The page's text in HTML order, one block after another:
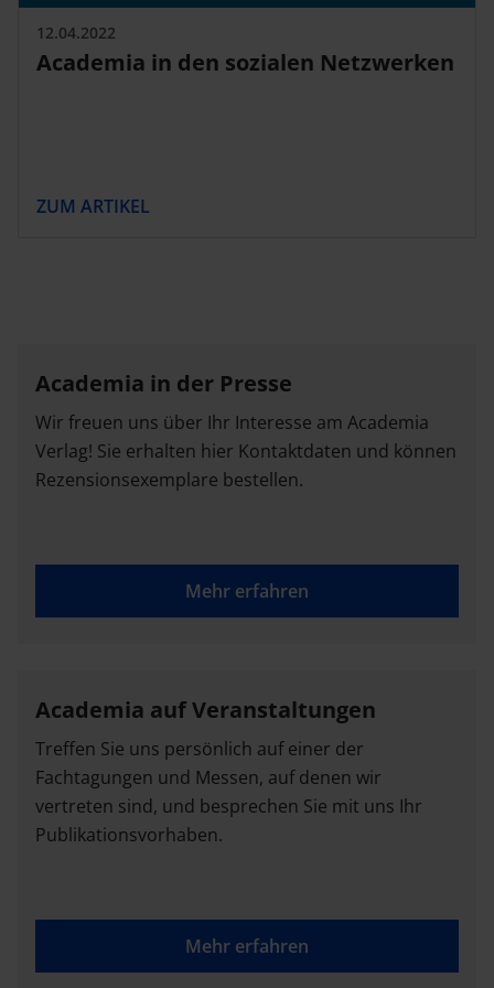
12.04.2022
Academia in den sozialen Netzwerken
ZUM ARTIKEL
Academia in der Presse
Wir freuen uns über Ihr Interesse am Academia
Verlag! Sie erhalten hier Kontaktdaten und können
Rezensionsexemplare bestellen.
Mehr erfahren
Academia auf Veranstaltungen
Treffen Sie uns persönlich auf einer der
Fachtagungen und Messen, auf denen wir
vertreten sind, und besprechen Sie mit uns Ihr
Publikationsvorhaben.
Mehr erfahren